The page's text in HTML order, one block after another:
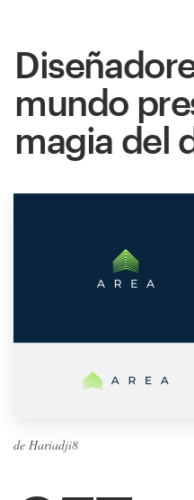
mundo
magia del
de Hariadji8